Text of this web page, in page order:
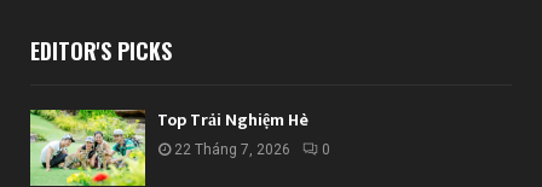
EDITOR'S PICKS
Top Trải Nghiệm Hè
22 Tháng 7, 2026 0